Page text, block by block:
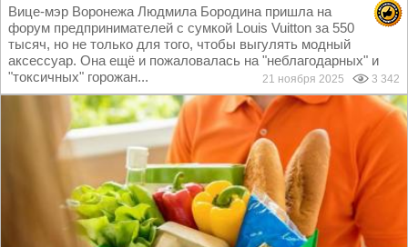
Вице-мэр Воронежа Людмила Бородина пришла на
форум предпринимателей с сумкой Louis Vuitton за 550
тысяч, но не только для того, чтобы выгулять модный
аксессуар. Она ещё и пожаловалась на "неблагодарных" и
"токсичных" горожан...
21 ноября 2025 3 342